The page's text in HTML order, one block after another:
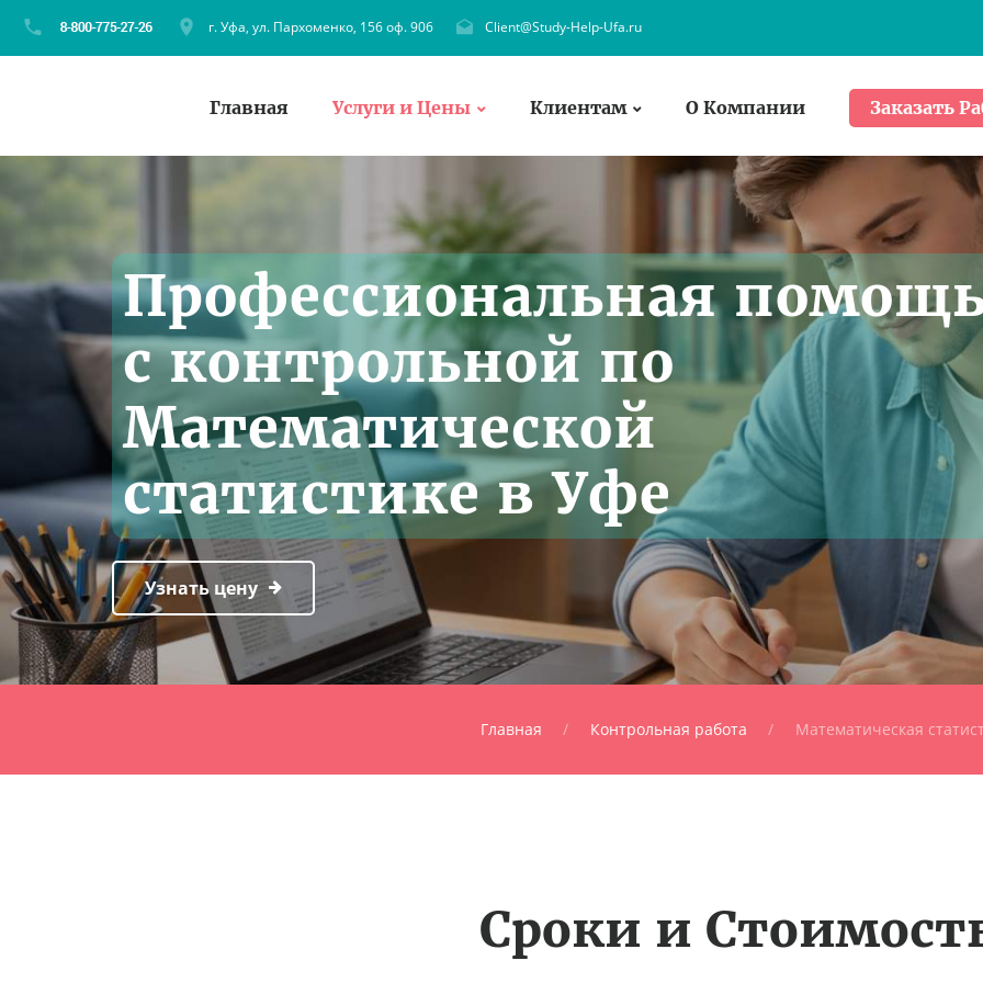
г. Уфа, ул. Пархоменко, 156 оф. 906 Client@Study-Help-Ufa.ru
Главная Услуги и Цены Клиентам О Компании Заказать
Профессиональная
с контрольной по
Математической
статистике в Уфе
Узнать цену
Главная Контрольная работа Математическая
Сроки и